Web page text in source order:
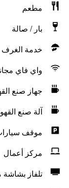
مطعم
بار / صالة
خدمة الغرف
واي فاي
جهاز صنع
آلة صنع
موقف
مركز أعمال
تلفاز